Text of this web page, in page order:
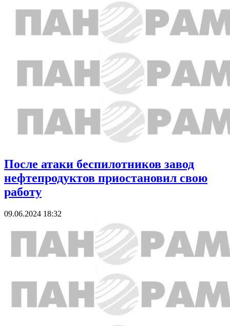
После атаки беспилотников завод
нефтепродуктов приостановил свою
работу
09.06.2024 18:32